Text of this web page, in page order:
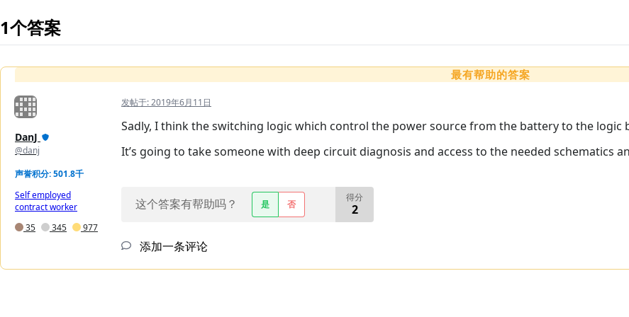
1个答案
最有帮助的答案
DanJ
@danj
声誉积分: 501.8千
Self employed
contract worker
35
345 977
发帖于:2019年6月11日
Sadly, I think the switching logic which control the power source from the battery to the logic
It’s going to take someone with deep circuit diagnosis and access to the needed schematics
这个答案有帮助吗？ 是 否
得分
2
添加一条评论